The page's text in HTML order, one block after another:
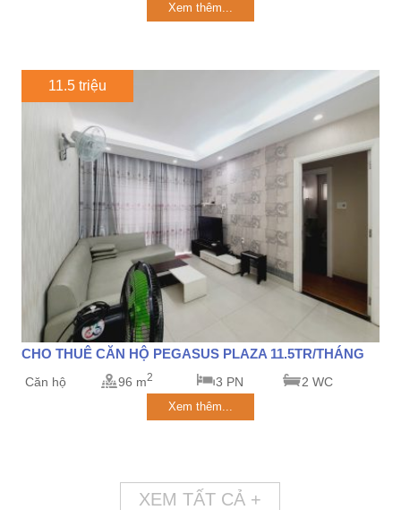
Xem thêm...
11.5 triệu
CHO THUÊ CĂN HỘ PEGASUS PLAZA 11.5TR/THÁNG
Căn hộ 96 m2 3 PN 2 WC
Xem thêm...
XEM TẤT CẢ +